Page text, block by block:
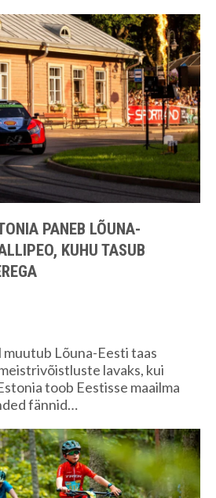
PANEB LÕUNA-
KUHU TASUB
muutub Lõuna-Eesti taas
lavaks, kui
toob Eestisse maailma
fännid…